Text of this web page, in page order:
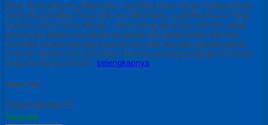
Meja Teras Marmer Minimalis, Jual Meja Kursi Teras Terbaru,Kursi
Teras Murah Meja Teras Marmer Minimalis, Jual Meja Kursi Teras
Terbaru, Kursi Teras Murah – Kami pengrajin batu marmer selalu
berinovasi dalam membuat kerajinan dari bahan batu marmer.
Semakin berkembangnya jaman semakin banyak juga kerajinan
marmer terbaru bermunculan. Karena seorang pengrajin itu harus
tetap berfikiran kreatif… selengkapnya
Share This :
Harga Hubungi CS
Tersedia